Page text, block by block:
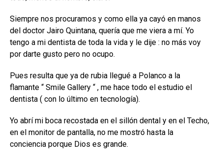
Siempre nos procuramos y como ella ya cayó en manos
del doctor Jairo Quintana, quería que me viera a mí. Yo
tengo a mi dentista de toda la vida y le dije : no más voy
por darte gusto pero no ocupo.
Pues resulta que ya de rubia llegué a Polanco a la
flamante “ Smile Gallery “ , me hace todo el estudio el
dentista ( con lo último en tecnología).
Yo abrí mi boca recostada en el sillón dental y en el Techo,
en el monitor de pantalla, no me mostró hasta la
conciencia porque Dios es grande.